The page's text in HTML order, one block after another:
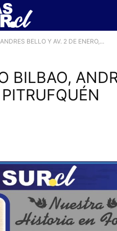
BELLO Y AV. 2 DE ENERO,...
BILBAO,